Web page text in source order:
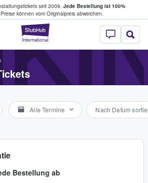
seit 2009. Jede Bestellung ist 100%
können vom Originalpreis abweichen.
StubHub - Wo
& verkaufen
Alle Termine Nach Datum
Bestellung ab